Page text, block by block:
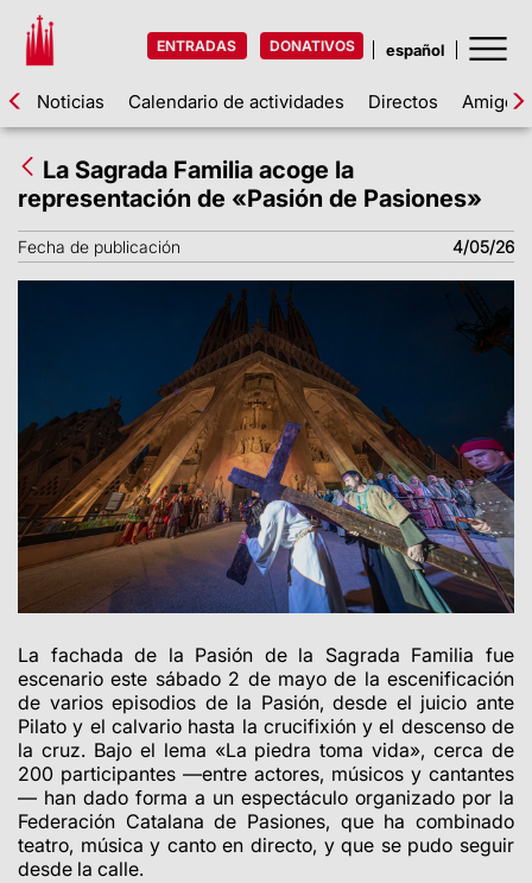
ENTRADAS DONATIVOS
Noticias Calendario de actividades Directos Amigos
La Sagrada Familia acoge la
representación de «Pasión de Pasiones»
Fecha de publicación 4/05/26
La fachada de la Pasión de la Sagrada Familia fue
escenario este sábado 2 de mayo de la escenificación
de varios episodios de la Pasión, desde el juicio ante
Pilato y el calvario hasta la crucifixión y el descenso de
la cruz. Bajo el lema «La piedra toma vida», cerca de
200 participantes —entre actores, músicos y cantantes
— han dado forma a un espectáculo organizado por la
Federación Catalana de Pasiones, que ha combinado
teatro, música y canto en directo, y que se pudo seguir
desde la calle.